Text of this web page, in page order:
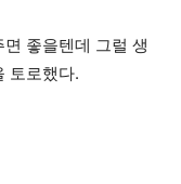
좋을텐데 그럴 생
토로했다.